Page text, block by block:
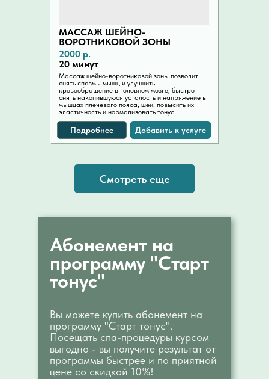
МАССАЖ ШЕЙНО-
ВОРОТНИКОВОЙ ЗОНЫ
Массаж шейно-воротниковой зоны позволит
снять спазмы мышц и улучшить
кровообращение в головном мозге, быстро
снять накопившуюся усталость и напряжение в
мышцах плечевого пояса, шеи, повысить их
эластичность и нормализовать тонус
2000 р.
20 минут
Добавить к услуге
Подробнее
Смотреть еще
Абонемент на
программу "Старт
тонус"
Вы можете купить абонемент на
программу "Старт тонус".
Посещать спа-процедуры курсом
выгодно - вы получите результат от
программы быстрее и по приятной
цене со скидкой 10%!